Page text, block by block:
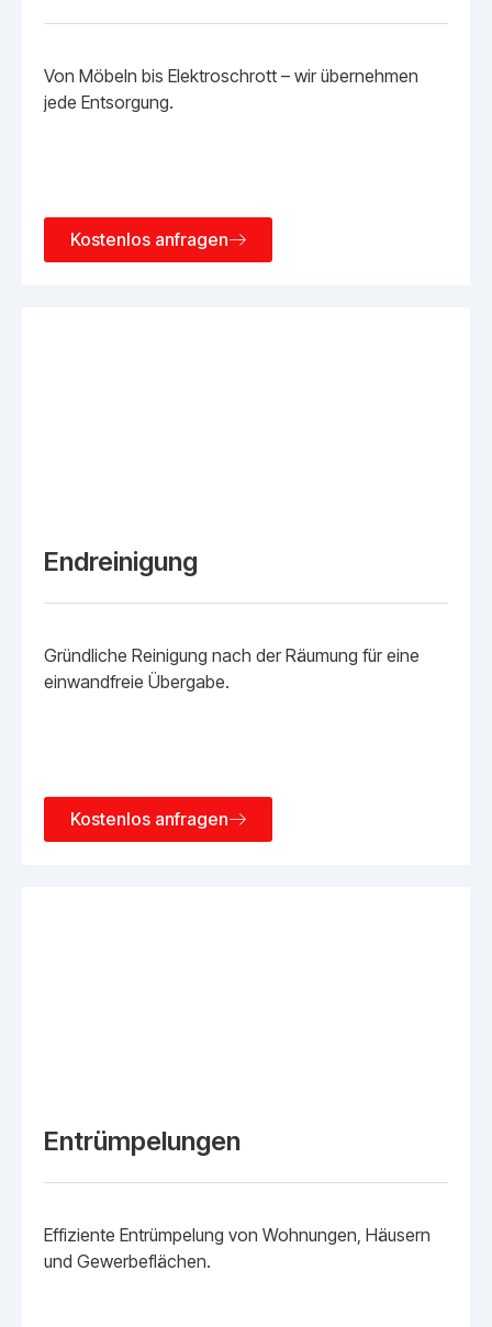
Von Möbeln bis Elektroschrott – wir übernehmen
jede Entsorgung.
Kostenlos anfragen
Endreinigung
Gründliche Reinigung nach der Räumung für eine
einwandfreie Übergabe.
Kostenlos anfragen
Entrümpelungen
Effiziente Entrümpelung von Wohnungen, Häusern
und Gewerbeflächen.